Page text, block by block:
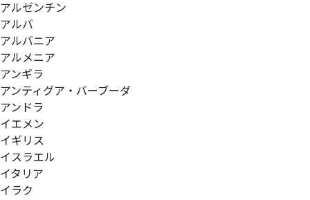
アルゼンチン
アルバ
アルバニア
アルメニア
アンギラ
アンティグア・バーブーダ
アンドラ
イエメン
イギリス
イスラエル
イタリア
イラク